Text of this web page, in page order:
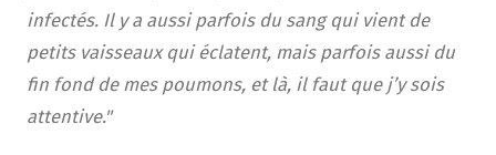
infectés. Il y a aussi parfois du sang qui vient de
petits vaisseaux qui éclatent, mais parfois aussi du
fin fond de mes poumons, et là, il faut que j’y sois
attentive."